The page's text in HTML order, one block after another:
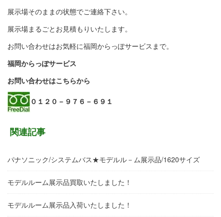
展示場そのままの状態でご連絡下さい。
展示場まるごとお見積もりいたします。
お問い合わせはお気軽に福岡からっぽサービスまで。
福岡からっぽサービス
お問い合わせはこちらから
０１２０－９７６－６９１
関連記事
パナソニック/システムバス★モデルル－ム展示品/1620サイズ
モデルルーム展示品買取いたしました！
モデルルーム展示品入荷いたしました！